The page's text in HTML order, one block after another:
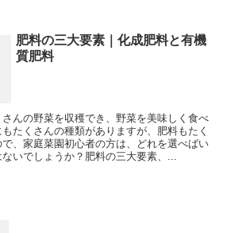
肥料の三大要素｜化成肥料と有機
質肥料
んの野菜を収穫でき、野菜を美味しく食べ
たくさんの種類がありますが、肥料もたく
、家庭菜園初心者の方は、どれを選べばい
いでしょうか？肥料の三大要素、...